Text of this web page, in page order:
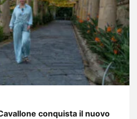
conquista il nuovo